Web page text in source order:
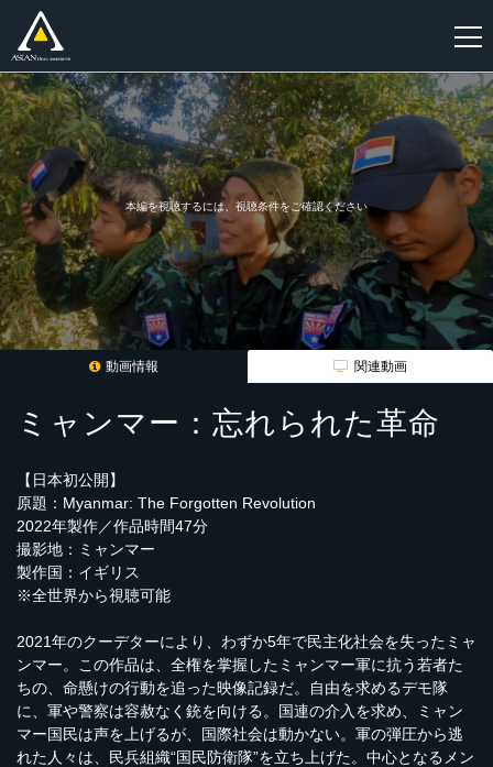
新
規
登
録
本編を視聴するには、視聴条件をご確認ください
動画情報 関連動画
ミャンマー：忘れられた革命
【日本初公開】
原題：Myanmar: The Forgotten Revolution
2022年製作／作品時間47分
撮影地：ミャンマー
製作国：イギリス
※全世界から視聴可能
2021年のクーデターにより、わずか5年で民主化社会を失ったミャ
ンマー。この作品は、全権を掌握したミャンマー軍に抗う若者た
ちの、命懸けの行動を追った映像記録だ。自由を求めるデモ隊
に、軍や警察は容赦なく銃を向ける。国連の介入を求め、ミャン
マー国民は声を上げるが、国際社会は動かない。軍の弾圧から逃
れた人々は、民兵組織“国民防衛隊”を立ち上げた。中心となるメン